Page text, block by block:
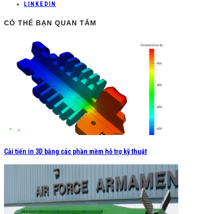
LINKEDIN
CÓ THỂ BẠN QUAN TÂM
Cải tiến in 3D bằng các phần mềm hỗ trợ kỹ thuật